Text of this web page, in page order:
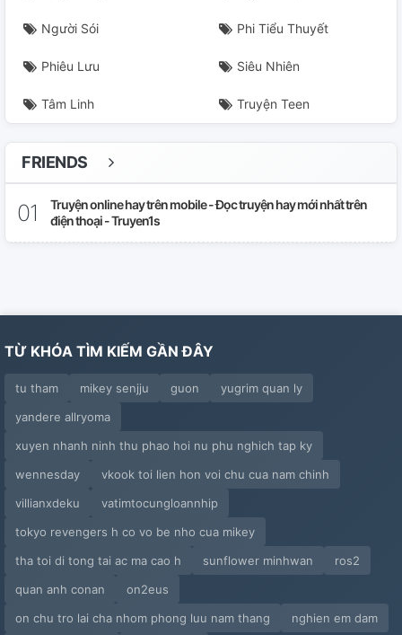
Người Sói Phi Tiểu Thuyết
Phiêu Lưu Siêu Nhiên
Tâm Linh Truyện Teen
FRIENDS
Truyện online hay trên mobile - Đọc truyện hay mới nhất trên
điện thoại - Truyen1s
TỪ KHÓA TÌM KIẾM GẦN ĐÂY
tu tham mikey senjju guon
yugrim quan ly
yandere allryoma
xuyen nhanh ninh thu phao hoi nu phu nghich tap ky
wennesday
vkook toi lien hon voi chu cua nam chinh
villianxdeku
vatimtocungloannhip
tokyo revengers h co vo be nho cua mikey
tha toi di tong tai ac ma cao h
sunflower minhwan
ros2
quan anh conan
on2eus
on chu tro lai cha nhom phong luu nam thang
nghien em dam